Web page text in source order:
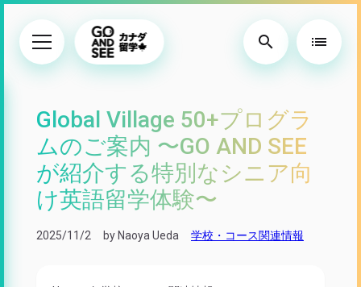
search list
Global Village 50+プログラ
ムのご案内 〜GO AND SEE
が紹介する特別なシニア向
け英語留学体験〜
2025/11/2 by Naoya Ueda 学校・コース関連情報